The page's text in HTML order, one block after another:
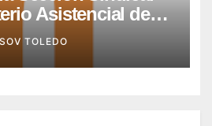
Asistencial de
Summa
SOV TOLEDO